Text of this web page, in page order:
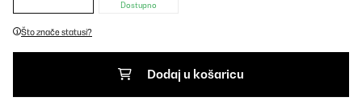
Dostupno
Što znače statusi?
Dodaj u košaricu